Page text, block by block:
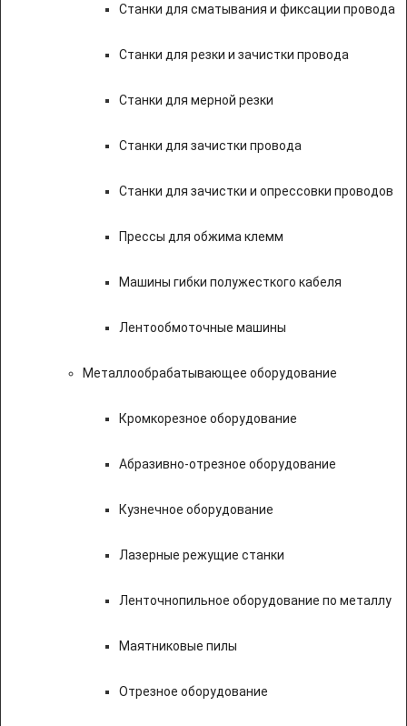
Станки для сматывания и фиксации провода
Станки для резки и зачистки провода
Станки для мерной резки
Станки для зачистки провода
Станки для зачистки и опрессовки проводов
Прессы для обжима клемм
Машины гибки полужесткого кабеля
Лентообмоточные машины
Металлообрабатывающее оборудование
Кромкорезное оборудование
Абразивно-отрезное оборудование
Кузнечное оборудование
Лазерные режущие станки
Ленточнопильное оборудование по металлу
Маятниковые пилы
Отрезное оборудование